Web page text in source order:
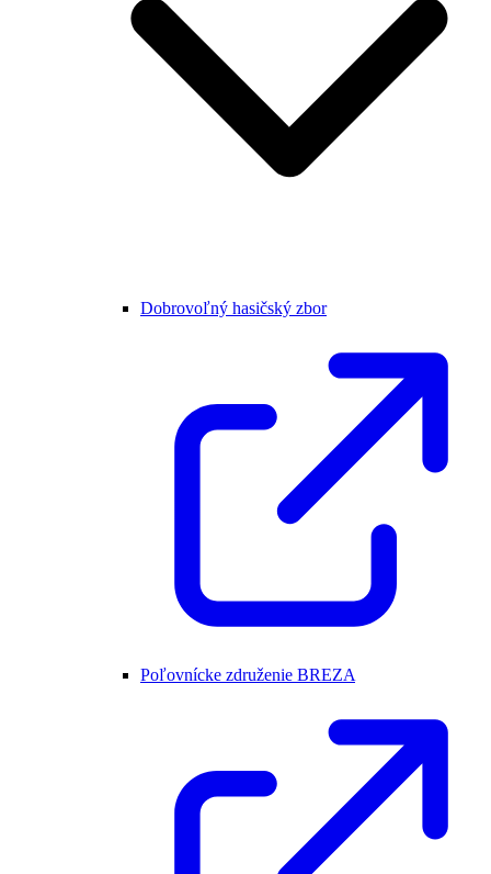
Dobrovoľný hasičský zbor
Poľovnícke združenie BREZA